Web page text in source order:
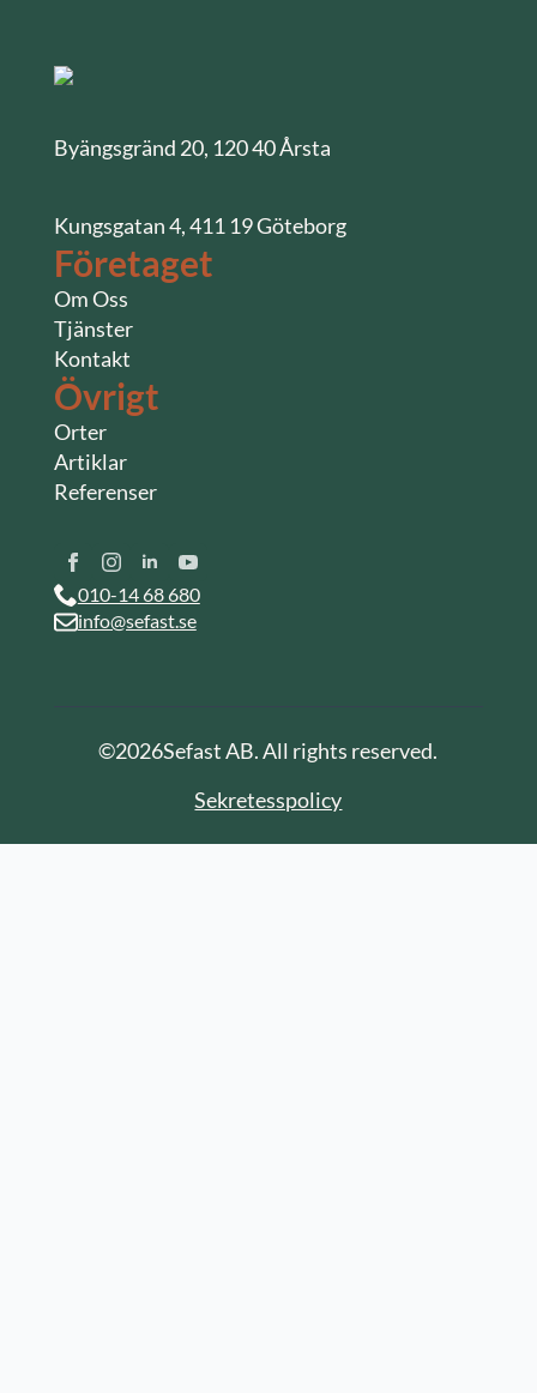
Byängsgränd 20, 120 40 Årsta
Kungsgatan 4, 411 19 Göteborg
Företaget
Om Oss
Tjänster
Kontakt
Övrigt
Orter
Artiklar
Referenser
010-14 68 680
info@sefast.se
©2026Sefast AB. All rights reserved.
Sekretesspolicy